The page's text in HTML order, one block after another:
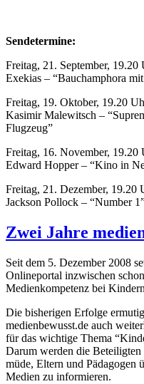
Sendetermine:
Freitag, 21. September, 19.20
Exekias – “Bauchamphora
Freitag, 19. Oktober, 19.20
Kasimir Malewitsch –
Flugzeug”
Freitag, 16. November, 19.20
Edward Hopper – “Kino in
Freitag, 21. Dezember, 19.20
Jackson Pollock – “Number
Zwei Jahre
Seit dem 5. Dezember 2008
Onlineportal inzwischen
Medienkompetenz bei
Die bisherigen Erfolge
medienbewusst.de auch
für das wichtige Thema
Darum werden die
müde, Eltern und Pädagogen
Medien zu informieren.